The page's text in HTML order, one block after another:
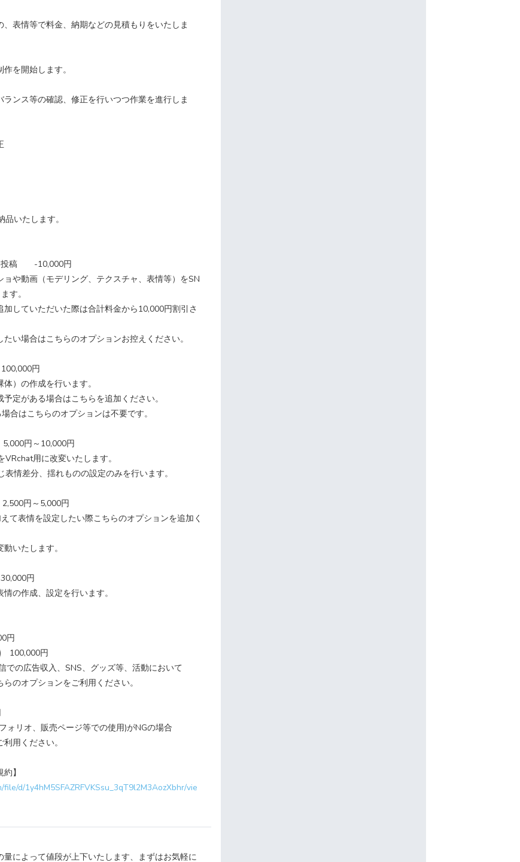
表情等で料金、納期などの見積もりをいたしま
を開始します。
ンス等の確認、修正を行いつつ作業を進行しま
いたします。
投稿 -10,000円
や動画（モデリング、テクスチャ、表情等）をSN
す。
加していただいた際は合計料金から10,000円割引さ
い場合はこちらのオプションお控えください。
円
）の作成を行います。
定がある場合はこちらを追加ください。
合はこちらのオプションは不要です。
円～10,000円
用に改変いたします。
表情差分、揺れものの設定のみを行います。
円～5,000円
て表情を設定したい際こちらのオプションを追加く
いたします。​
円
の作成、設定を行います。​
円
100,000円
での広告収入、SNS、グッズ等、活動において
のオプションをご利用ください。​​
ォリオ、販売ページ等での使用)がNGの場合
用ください。
】
d/1y4hM5SFAZRFVKSsu_3qT9l2M3AozXbhr/vie
量によって値段が上下いたします、まずはお気軽に